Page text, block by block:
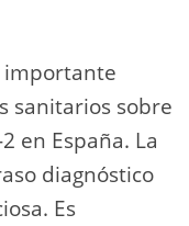
importante
sanitarios sobre
en España. La
diagnóstico
Es